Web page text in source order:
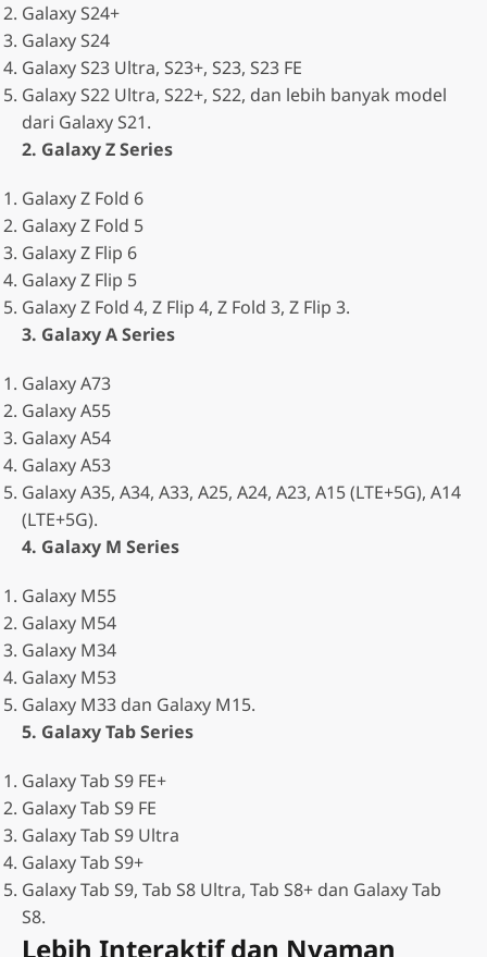
Galaxy S24+
Galaxy S24
Galaxy S23 Ultra, S23+, S23, S23 FE
Galaxy S22 Ultra, S22+, S22, dan lebih banyak model
dari Galaxy S21.
2. Galaxy Z Series
Galaxy Z Fold 6
Galaxy Z Fold 5
Galaxy Z Flip 6
Galaxy Z Flip 5
Galaxy Z Fold 4, Z Flip 4, Z Fold 3, Z Flip 3.
3. Galaxy A Series
Galaxy A73
Galaxy A55
Galaxy A54
Galaxy A53
Galaxy A35, A34, A33, A25, A24, A23, A15 (LTE+5G), A14
(LTE+5G).
4. Galaxy M Series
Galaxy M55
Galaxy M54
Galaxy M34
Galaxy M53
Galaxy M33 dan Galaxy M15.
5. Galaxy Tab Series
Galaxy Tab S9 FE+
Galaxy Tab S9 FE
Galaxy Tab S9 Ultra
Galaxy Tab S9+
Galaxy Tab S9, Tab S8 Ultra, Tab S8+ dan Galaxy Tab
S8.
Lebih Interaktif dan Nyaman